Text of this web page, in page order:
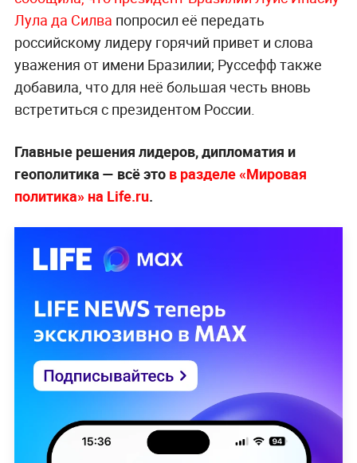
Лула да Силва попросил её передать
российскому лидеру горячий привет и слова
уважения от имени Бразилии; Руссефф также
добавила, что для неё большая честь вновь
встретиться с президентом России.
Главные решения лидеров, дипломатия и
геополитика — всё это в разделе «Мировая
политика» на Life.ru.